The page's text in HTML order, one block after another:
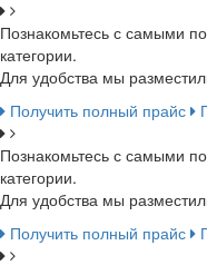
Познакомьтесь с самыми
категории.
Для удобства мы
Получить полный прайс
Познакомьтесь с самыми
категории.
Для удобства мы
Получить полный прайс